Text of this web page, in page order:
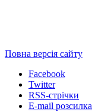
Повна версія сайту
Facebook
Twitter
RSS-стрічки
E-mail розсилка